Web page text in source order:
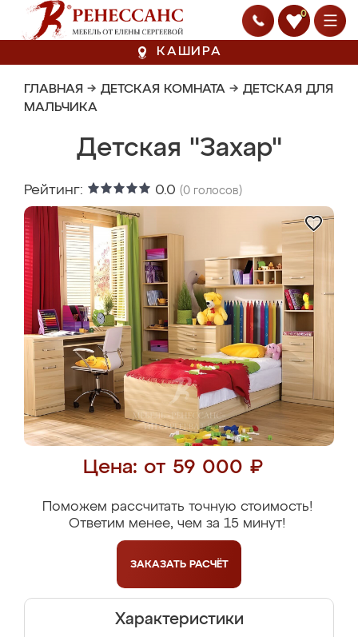
0
КАШИРА
ГЛАВНАЯ → ДЕТСКАЯ КОМНАТА → ДЕТСКАЯ ДЛЯ
МАЛЬЧИКА
Детская "Захар"
Рейтинг: 0.0 (0 голосов)
Цена: от 59 000 ₽
Поможем рассчитать точную стоимость!
Ответим менее, чем за 15 минут!
ЗАКАЗАТЬ РАСЧЁТ
Характеристики